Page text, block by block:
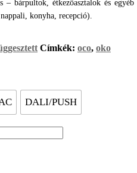
– bárpultok, étkezőasztalok és egyéb
konyha, recepció).
Címkék: oco, oko
DALI/PUSH